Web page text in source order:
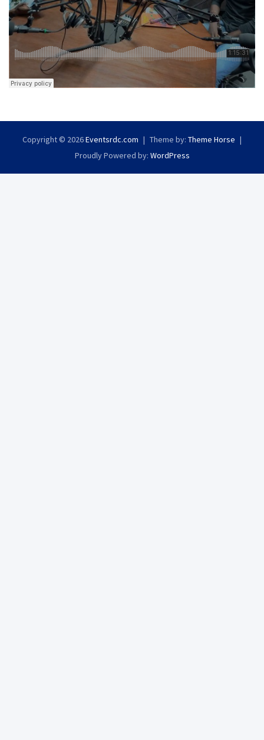
Copyright © 2026Eventsrdc.com Theme by: Theme Horse
Proudly Powered by: WordPress